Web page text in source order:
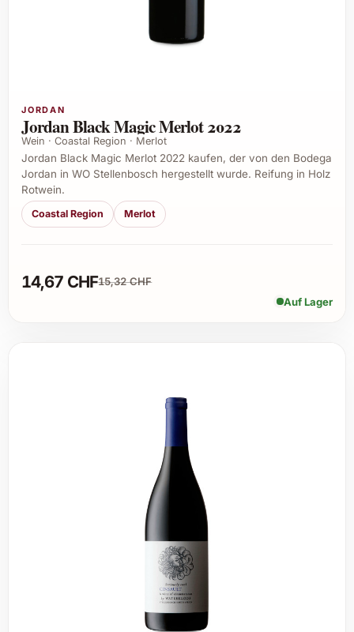
JORDAN
Jordan Black Magic Merlot 2022
Wein · Coastal Region · Merlot
Jordan Black Magic Merlot 2022 kaufen, der von den Bodega
Jordan in WO Stellenbosch hergestellt wurde. Reifung in Holz
Rotwein.
Coastal Region Merlot
14,67 CHF15,32 CHF
Auf Lager